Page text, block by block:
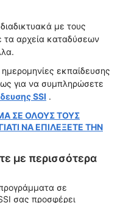
με τους
τα αρχεία καταδύσεων
εκπαίδευσης
για να συμπληρώσετε
SSI .
ΣΕ ΟΛΟΥΣ ΤΟΥΣ
ΝΑ ΕΠΙΛΕΞΕΤΕ ΤΗΝ
με περισσότερα
σε
σας προσφέρει